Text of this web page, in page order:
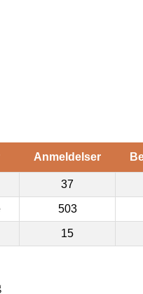
Anmeldelser
37
503
15